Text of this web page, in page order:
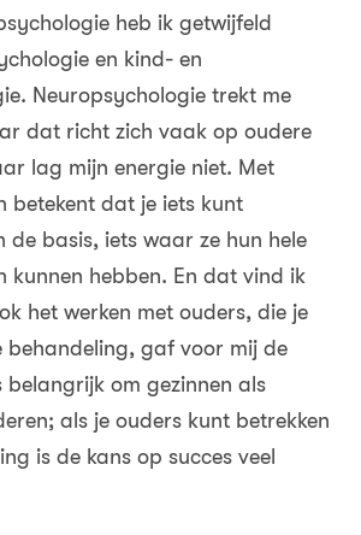
heb ik getwijfeld
en kind- en
Neuropsychologie trekt me
dat richt zich vaak op oudere
lag mijn energie niet. Met
betekent dat je iets kunt
de basis, iets waar ze hun hele
kunnen hebben. En dat vind ik
het werken met ouders, die je
behandeling, gaf voor mij de
belangrijk om gezinnen als
als je ouders kunt betrekken
is de kans op succes veel